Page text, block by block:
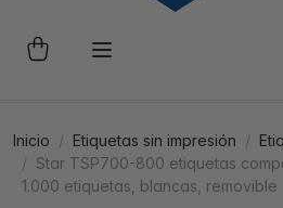
Inicio Etiquetas sin impresión
Star TSP700-800 etiquetas
1.000 etiquetas, blancas, removible